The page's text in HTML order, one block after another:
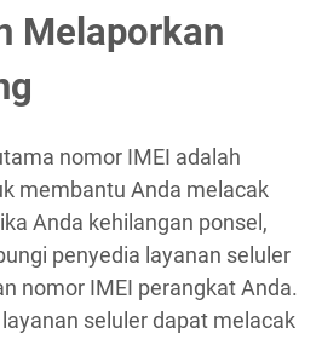
Melaporkan
nomor IMEI adalah
membantu Anda melacak
Anda kehilangan ponsel,
penyedia layanan seluler
nomor IMEI perangkat Anda.
seluler dapat melacak